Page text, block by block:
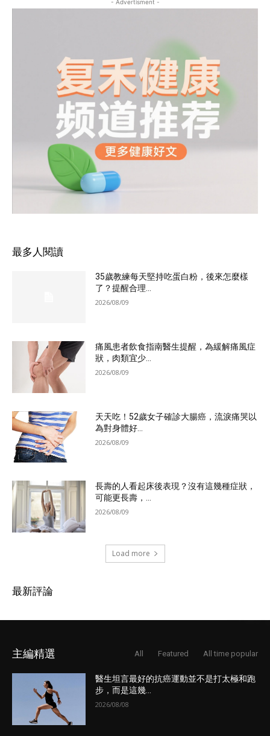
- Advertisment -
最多人閱讀
35歲教練每天堅持吃蛋白粉，後來怎麼樣
了？提醒合理...
2026/08/09
痛風患者飲食指南醫生提醒，為緩解痛風症
狀，肉類宜少...
2026/08/09
天天吃！52歲女子確診大腸癌，流淚痛哭以
為對身體好...
2026/08/09
長壽的人看起床後表現？沒有這幾種症狀，
可能更長壽，...
2026/08/09
Load more
最新評論
主編精選 All Featured All time popular
醫生坦言最好的抗癌運動並不是打太極和跑
步，而是這幾...
2026/08/08